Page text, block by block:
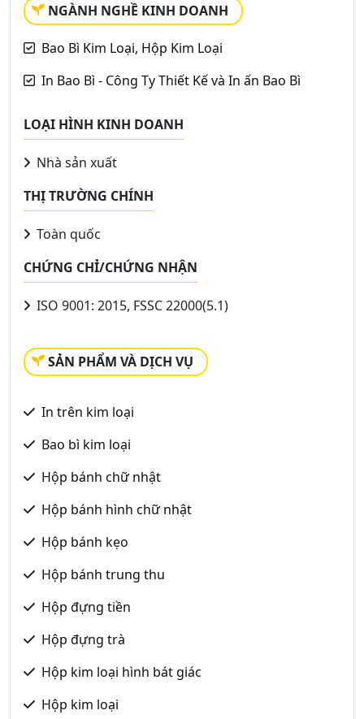
NGÀNH NGHỀ KINH DOANH
Bao Bì Kim Loại, Hộp Kim Loại
In Bao Bì - Công Ty Thiết Kế và In ấn Bao Bì
LOẠI HÌNH KINH DOANH
Nhà sản xuất
THỊ TRƯỜNG CHÍNH
Toàn quốc
CHỨNG CHỈ/CHỨNG NHẬN
ISO 9001: 2015, FSSC 22000(5.1)
SẢN PHẨM VÀ DỊCH VỤ
In trên kim loại
Bao bì kim loại
Hộp bánh chữ nhật
Hộp bánh hình chữ nhật
Hộp bánh kẹo
Hộp bánh trung thu
Hộp đựng tiền
Hộp đựng trà
Hộp kim loại hình bát giác
Hộp kim loại